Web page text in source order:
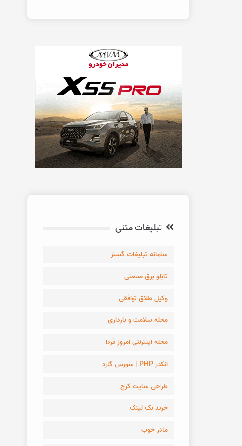
تبلیغات متنی
سامانه تبلیغات گستر
تابلو برق صنعتی
وکیل طلاق توافقی
مجله سلامت و بارداری
مجله اینترنتی امروز فردا
انکدر PHP | سورس گارد
طراحی سایت کرج
خرید بک لینک
مادر خوب